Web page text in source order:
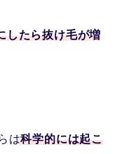
したら抜け毛が増
は科学的には起こ